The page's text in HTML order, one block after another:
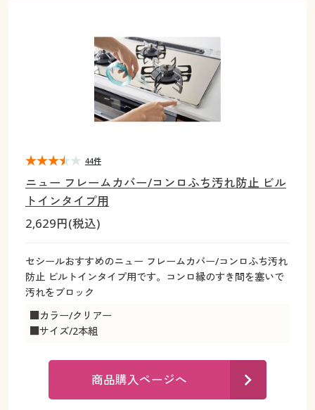
カーテン・ラグ・ファブリック
ジュニア・ティーンズ下着
大きいサイズ通販すべて
大きいサイズ レディース服
大きいサイズ メンズ
大きいサイズ 事務・制服
カタログ
カタログ・チラシからのご注文
デジタルカタログ
カタログ無料プレゼント
会員メニュー
マイページ
閲覧履歴
ジュニア・ティーンズ下着
大きいサイズ レディース服
大きいサイズ レディース下着
大きいサイズ 事務・制服
シークレットセール
商品カテゴリ一覧
カタログ・チラシからのご注文
デジタルカタログ
会員メニュー
マイページ
お気に入り
ニュー フレームカバー/コンロふち汚れ防止 ビル
トインタイプ用
2,629円(税込)
セシールおすすめのニュー フレームカバー/コンロふち汚れ
防止 ビルトインタイプ用です。コンロ縁のすき間を塞いで
汚れをブロック
■カラー/クリアー
■サイズ/2本組
44件
商品購入ページへ